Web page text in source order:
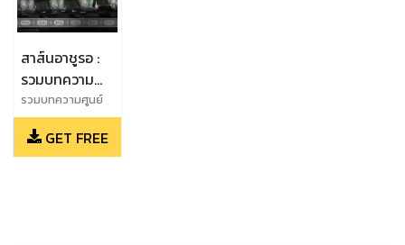
สาส์นอาชูรอ :
รวมบทความ
เกี่ยวกับมุฮัรร็
อมและอาชูรอ
รวมบทความศูนย์
วัฒนธรรมอิหร่าน
GET FREE